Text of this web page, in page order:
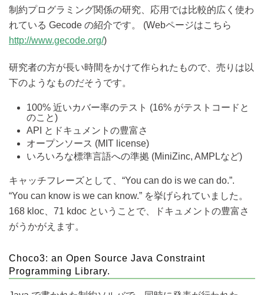
制約プログラミング関係の研究、応用では比較的広く使わ
れている Gecode の紹介です。 (Webページはこちら
http://www.gecode.org/)
研究者の方が長い時間をかけて作られたもので、売りは以
下のようなものだそうです。
100% 近いカバー率のテスト (16% がテストコードと
のこと)
API とドキュメントの豊富さ
オープンソース (MIT license)
いろいろな標準言語への準拠 (MiniZinc, AMPLなど)
キャッチフレーズとして、“You can do is we can do.”.
“You can know is we can know.” を挙げられていました。
168 kloc、71 kdoc ということで、ドキュメントの豊富さ
がうかがえます。
Choco3: an Open Source Java Constraint
Programming Library.